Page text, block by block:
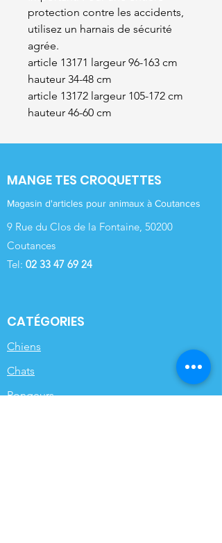
protection contre les accidents,
utilisez un harnais de sécurité
agrée.
article 13171 largeur 96-163 cm
hauteur 34-48 cm
article 13172 largeur 105-172 cm
hauteur 46-60 cm
MANGE TES CROQUETTES
Magasin d'articles pour animaux à Coutances
9 Rue du Clos de la Fontaine, 50200
Coutances
Tel: 02 33 47 69 24
CATÉGORIES
Chiens
Chats
Rongeurs